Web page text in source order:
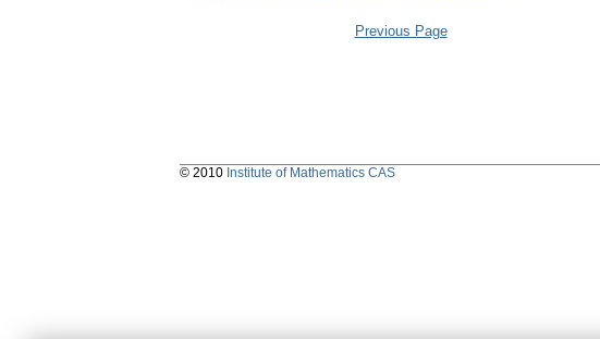
Previous Page
© 2010 Institute of Mathematics CAS